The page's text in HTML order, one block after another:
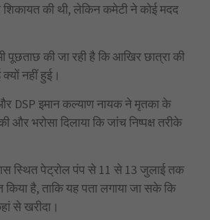
शिकायत की थी, लेकिन कमेटी ने कोई मदद
पूछताछ की जा रही है कि आखिर छात्रा की
क्यों नहीं हुई।
DSP इमान कल्याण नायक ने मृतका के
और भरोसा दिलाया कि जांच निष्पक्ष तरीके
स्थित पेट्रोल पंप से 11 से 13 जुलाई तक
है, ताकि यह पता लगाया जा सके कि
से खरीदा।